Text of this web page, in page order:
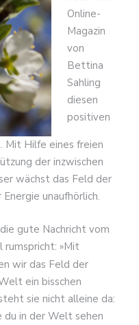
Online-
Magazin
von
Bettina
Sahling
diesen
positiven
Mit Hilfe eines freien
der inzwischen
wächst das Feld der
unaufhörlich.
gute Nachricht vom
rumspricht: »Mit
wir das Feld der
ein bisschen
sie nicht alleine da:
du in der Welt sehen